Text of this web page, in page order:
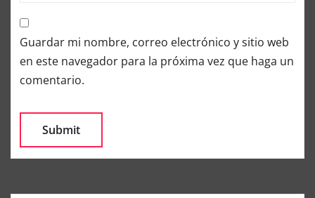
Guardar mi nombre, correo electrónico y sitio web
en este navegador para la próxima vez que haga un
comentario.